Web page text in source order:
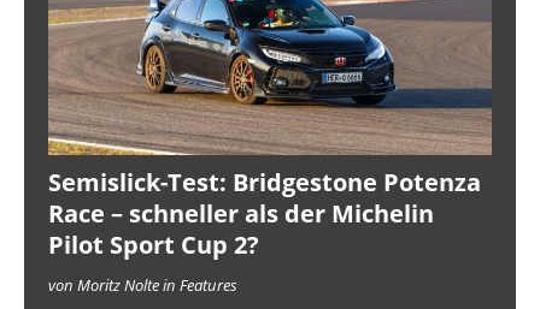
Semislick-Test: Bridgestone Potenza
Race – schneller als der Michelin
Pilot Sport Cup 2?
von Moritz Nolte in Features